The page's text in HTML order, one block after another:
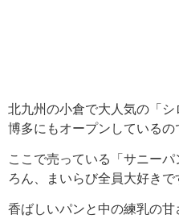
北九州の小倉で大人気の「シ
博多にもオープンしているの
ここで売っている「サニー
ろん、まいらび全員大好き
香ばしいパンと中の練乳の